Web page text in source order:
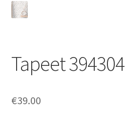
Tapeet 394304
€39.00